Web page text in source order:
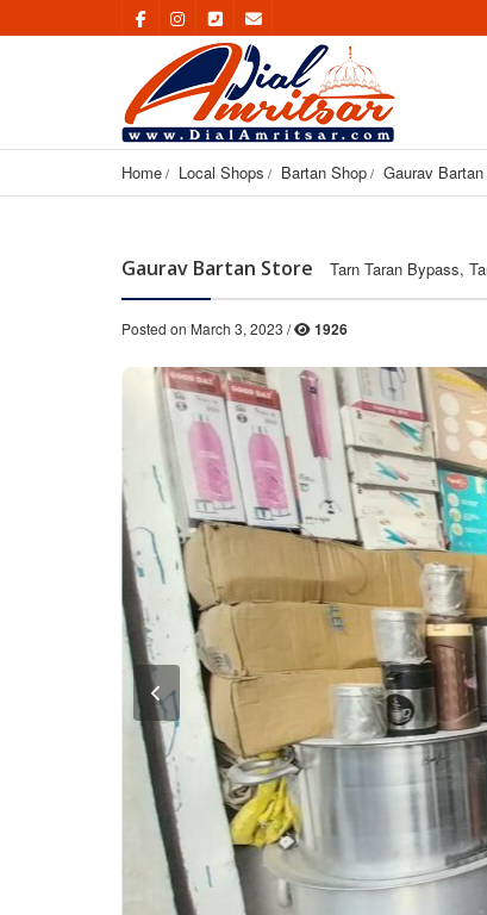
Home Local Shops Bartan Shop Gaurav
Gaurav Bartan Store Tarn Taran Bypass,
Posted on March 3, 2023 / 1926